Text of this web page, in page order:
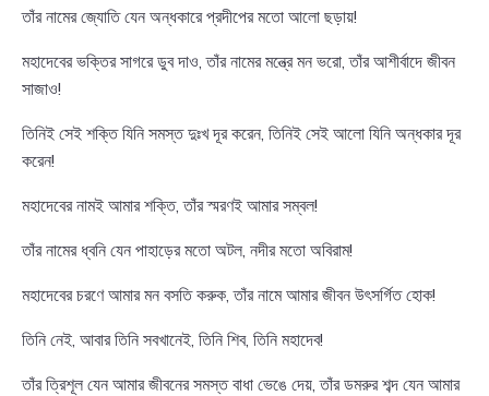
তাঁর নামের জ্যোতি যেন অন্ধকারে প্রদীপের মতো আলো ছড়ায়!
মহাদেবের ভক্তির সাগরে ডুব দাও, তাঁর নামের মন্ত্রে মন ভরো, তাঁর আশীর্বাদে জীবন
সাজাও!
তিনিই সেই শক্তি যিনি সমস্ত দুঃখ দূর করেন, তিনিই সেই আলো যিনি অন্ধকার দূর
করেন!
মহাদেবের নামই আমার শক্তি, তাঁর স্মরণই আমার সম্বল!
তাঁর নামের ধ্বনি যেন পাহাড়ের মতো অটল, নদীর মতো অবিরাম!
মহাদেবের চরণে আমার মন বসতি করুক, তাঁর নামে আমার জীবন উৎসর্গিত হোক!
তিনি নেই, আবার তিনি সবখানেই, তিনি শিব, তিনি মহাদেব!
তাঁর ত্রিশূল যেন আমার জীবনের সমস্ত বাধা ভেঙে দেয়, তাঁর ডমরুর শব্দ যেন আমার